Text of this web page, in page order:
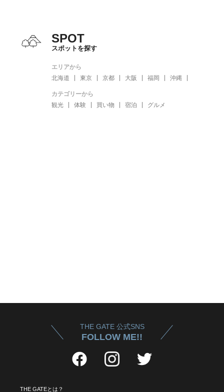
SPOT
スポットを探す
エリアから
北海道
東京 京都 大阪 福岡 沖縄
カテゴリーから
観光
体験 買い物 宿泊 グルメ
THE GATE 公式SNS
FOLLOW ME!!
THE GATEとは？